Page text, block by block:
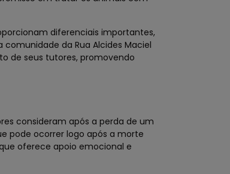
diferenciais importantes,
da Rua Alcides Maciel
de seus tutores, promovendo
consideram após a perda de um
pode ocorrer logo após a morte
oferece apoio emocional e